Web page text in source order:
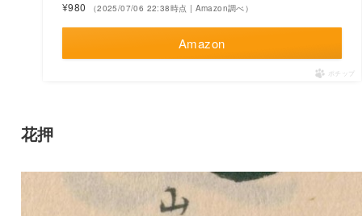
¥980 （2025/07/06 22:38時点 | Amazon調べ）
Amazon
ポチップ
花押